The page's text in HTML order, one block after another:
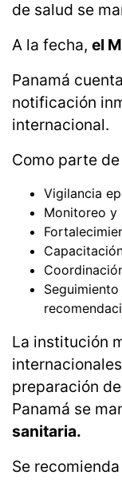
de salud se
A la fecha, el
Panamá
notificación
internacional.
Como parte
Vigilancia
Monitoreo y
La institución
preparación
Panamá se
sanitaria.
Se